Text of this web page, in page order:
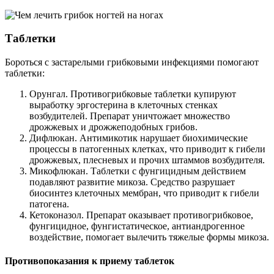
Таблетки
Бороться с застарелыми грибковыми инфекциями помогают
таблетки:
Орунгал. Противогрибковые таблетки купируют
выработку эргостерина в клеточных стенках
возбудителей. Препарат уничтожает множество
дрожжевых и дрожжеподобных грибов.
Дифлюкан. Антимикотик нарушает биохимические
процессы в патогенных клетках, что приводит к гибели
дрожжевых, плесневых и прочих штаммов возбудителя.
Микофлюкан. Таблетки с фунгицидным действием
подавляют развитие микоза. Средство разрушает
биосинтез клеточных мембран, что приводит к гибели
патогена.
Кетоконазол. Препарат оказывает противогрибковое,
фунгицидное, фунгистатическое, антиандрогенное
воздействие, помогает вылечить тяжелые формы микоза.
Противопоказания к приему таблеток